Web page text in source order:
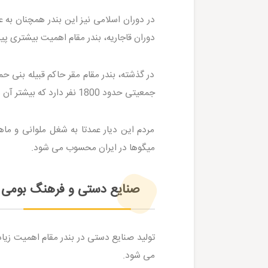
در دوران اسلامی نیز این بندر همچنان
دوران قاجاریه، بندر مقام اهمیت بیشتری
در گذشته، بندر مقام مقر حاکم قبیله
جمعیتی حدود 1800 نفر دارد که بیشتر آن ها به زبان های عربی و فارسی صحبت می کنند.
مردم این دیار عمدتا به شغل ملوانی و
میگوها در ایران محسوب می شود.
صنایع دستی و فرهنگ بومی
تولید صنایع دستی در بندر مقام اهمیت
می شود.